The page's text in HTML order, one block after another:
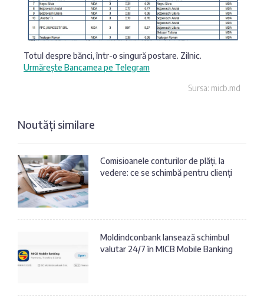
Totul despre bănci, într-o singură postare. Zilnic.
Urmărește Bancamea pe Telegram
Sursa: micb.md
Noutăți similare
Comisioanele conturilor de plăți, la
vedere: ce se schimbă pentru clienți
Moldindconbank lansează schimbul
valutar 24/7 în MICB Mobile Banking